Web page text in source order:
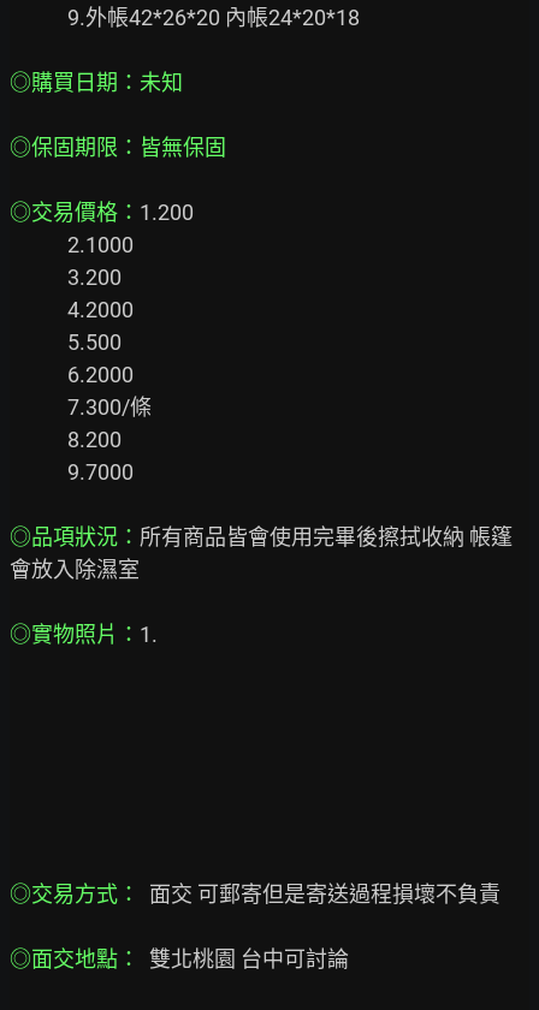
◎購買日期：未知
◎保固期限：皆無保固
◎交易價格： 1.200
◎品項狀況： 所有商品皆會使用完畢後擦拭收納 帳篷
會放入除濕室
◎實物照片： 1.
◎交易方式： 面交 可郵寄但是寄送過程損壞不負責
◎面交地點： 雙北桃園 台中可討論